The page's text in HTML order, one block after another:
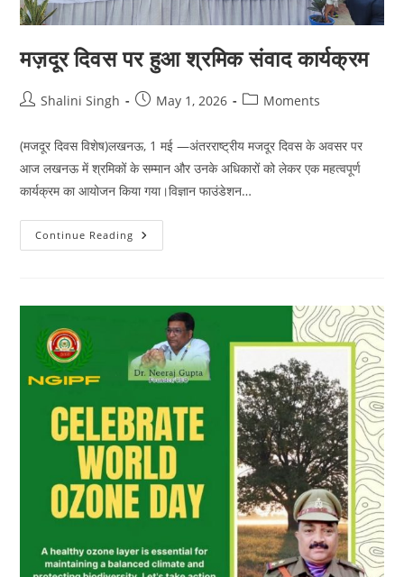
मज़दूर दिवस पर हुआ श्रमिक संवाद कार्यक्रम
PostShalini Singh
PostMay 1, 2026
PostMoments
(मजदूर दिवस विशेष)लखनऊ, 1 मई —अंतरराष्ट्रीय मजदूर दिवस के अवसर पर
आज लखनऊ में श्रमिकों के सम्मान और उनके अधिकारों को लेकर एक महत्वपूर्ण
कार्यक्रम का आयोजन किया गया।विज्ञान फाउंडेशन…
Continue Reading मज़दूर
दिवस
कार्यक्रम